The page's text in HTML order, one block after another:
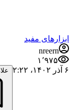
ابزارهای مفید
nreern
۱٬۹۷۵
۶ آذر ۱۴۰۲،‏ ۲:۲۲